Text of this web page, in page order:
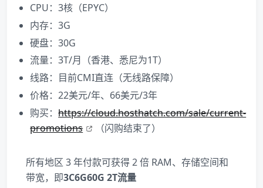
CPU：3核（EPYC）
内存：3G
硬盘：30G
流量：3T/月（香港、悉尼为1T）
线路：目前CMI直连（无线路保障）
价格：22美元/年、66美元/3年
购买：https://cloud.hosthatch.com/sale/current-
promotions
（闪购结束了）
所有地区 3 年付款可获得 2 倍 RAM、存储空间和
带宽，即3C6G60G 2T流量